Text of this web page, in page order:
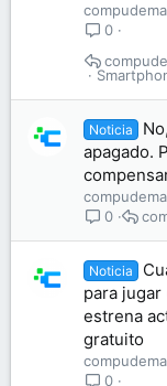
0
Noticia
apagado.
0
Noticia
para jugar
estrena
gratuito
0